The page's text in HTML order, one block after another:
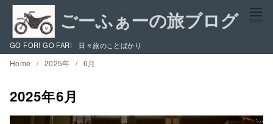
ン
GO FOR! GO FAR! 日々旅のことばかり
Home 2025年 6月
2025年6月